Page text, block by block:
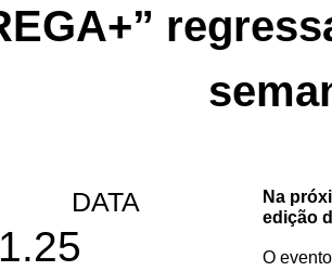
DATA
Na
edição
O